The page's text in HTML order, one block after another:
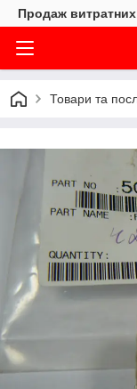
Продаж витратних
Товари та